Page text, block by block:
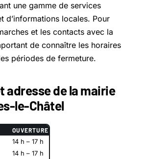
une gamme de services
d’informations locales. Pour
et les contacts avec la
de connaître les horaires
périodes de fermeture.
adresse de la mairie
le-Châtel
OUVERTURE
14 h – 17 h
14 h – 17 h